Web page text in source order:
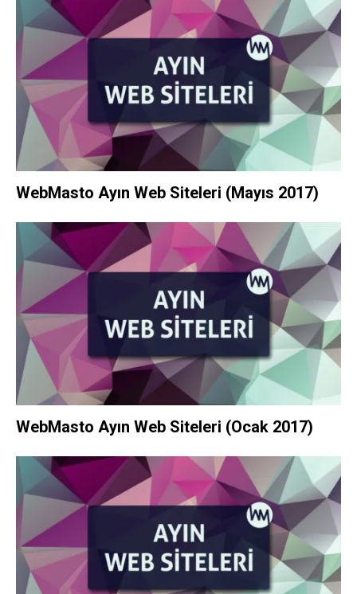
WebMasto Ayın Web Siteleri (Mayıs 2017)
WebMasto Ayın Web Siteleri (Ocak 2017)